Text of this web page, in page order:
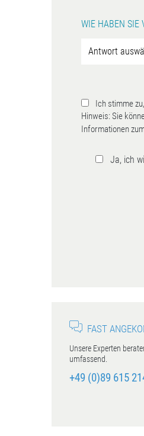
WIE HABEN SIE
Ich stimme
Hinweis: Sie
Informationen
Ja, ich
FAST
Unsere Experten
umfassend.
+49 (0)89 615